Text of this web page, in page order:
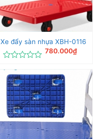
Xe đẩy sàn nhựa XBH-0116
xếp
hạng
5
sao
780.000₫